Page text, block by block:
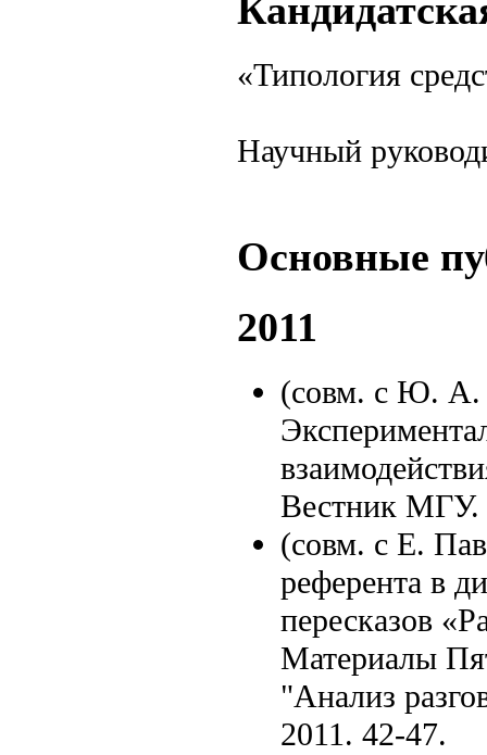
«Типология
Научный
Основные
2011
(совм. с Ю. А.
Вестник МГУ.
(совм. с Е.
референта в
пересказов
Материалы
"Анализ
2011. 42-47.